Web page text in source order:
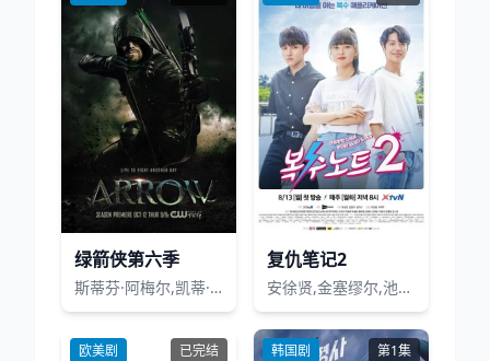
绿箭侠第六季
斯蒂芬·阿梅尔,凯蒂·卡西迪,瑞克·冈萨雷斯,朱丽安娜·哈凯夫,迈克尔·爱默生,柯克·埃斯沃多
复仇笔记2
安徐贤,金塞缪尔,池敏赫,金智怜
欧美剧 已完结 韩国剧 第1集